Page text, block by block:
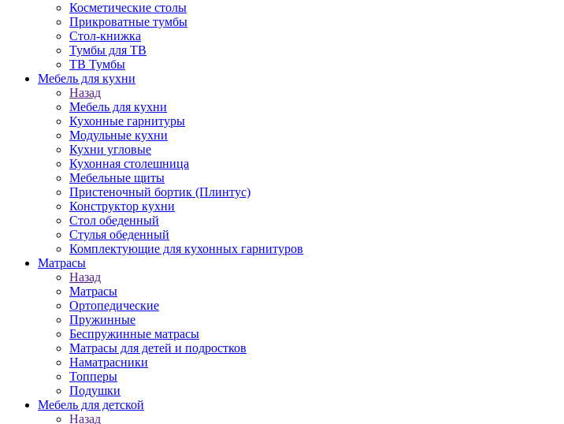
Косметические столы
Прикроватные тумбы
Стол-книжка
Тумбы для ТВ
ТВ Тумбы
Мебель для кухни
Назад
Мебель для кухни
Кухонные гарнитуры
Модульные кухни
Кухни угловые
Кухонная столешница
Мебельные щиты
Пристеночный бортик (Плинтус)
Конструктор кухни
Стол обеденный
Стулья обеденный
Комплектующие для кухонных гарнитуров
Матраcы
Назад
Матраcы
Ортопедические
Пружинные
Беспружинные матрасы
Матрасы для детей и подростков
Наматрасники
Топперы
Подушки
Мебель для детской
Назад